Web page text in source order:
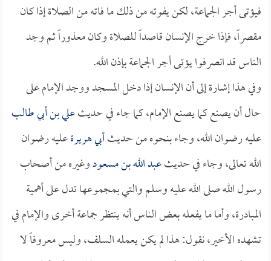
فيؤتى أجر الجماعة، لكن يفوته من ذلك ما فاته من الصلاة إذا كان
مقصراً، فإذا خرج الإنسان قاصداً للصلاة وكان معذوراً ثم وجد
الناس قد انصرفوا يؤتى أجر الجماعة بإذن الله.
وفي هذا إشارة إلى أن الإنسان إذا دخل المسجد ووجد الإمام على
حال أن يصنع كما يصنع الإمام، كما جاء في حديثعلي بن أبي طالب
عليه رضوان الله، وجاء بنحوه من حديثأبي هريرةعليه رضوان
الله تعالى، وجاء في حديثعبد الله بن مسعودوغيره من أصحاب
رسول الله صلى الله عليه وسلم والتي بمجموعها تدل على أهمية
المبادرة، وأما ما يفعله بعض الناس أنه ينتظر جماعة أخرى والإمام في
تشهده الأخير، نقول: هذا لم يكن يعمله السلف، وليس معروفاً لا